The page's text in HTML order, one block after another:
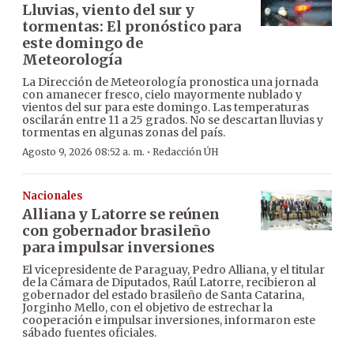
Lluvias, viento del sur y
tormentas: El pronóstico para
este domingo de
Meteorología
La Dirección de Meteorología pronostica una jornada
con amanecer fresco, cielo mayormente nublado y
vientos del sur para este domingo. Las temperaturas
oscilarán entre 11 a 25 grados. No se descartan lluvias y
tormentas en algunas zonas del país.
Agosto 9, 2026 08:52 a. m. · Redacción ÚH
Nacionales
Alliana y Latorre se reúnen
con gobernador brasileño
para impulsar inversiones
El vicepresidente de Paraguay, Pedro Alliana, y el titular
de la Cámara de Diputados, Raúl Latorre, recibieron al
gobernador del estado brasileño de Santa Catarina,
Jorginho Mello, con el objetivo de estrechar la
cooperación e impulsar inversiones, informaron este
sábado fuentes oficiales.